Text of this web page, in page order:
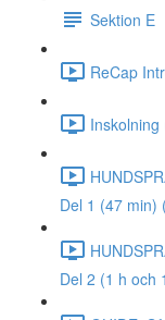
Sektion E
ReCap
Del 1 (47 min)
Del 2 (1 h och